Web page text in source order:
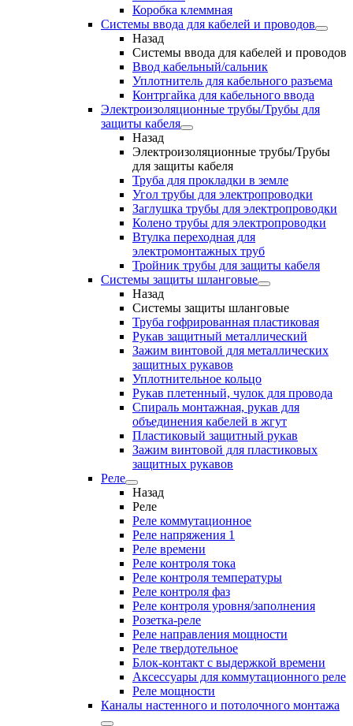
Коробка клеммная
Системы ввода для кабелей и проводов
Назад
Системы ввода для кабелей и проводов
Ввод кабельный/сальник
Уплотнитель для кабельного разъема
Контргайка для кабельного ввода
Электроизоляционные трубы/Трубы для
защиты кабеля
Назад
Электроизоляционные трубы/Трубы
для защиты кабеля
Труба для прокладки в земле
Угол трубы для электропроводки
Заглушка трубы для электропроводки
Колено трубы для электропроводки
Втулка переходная для
электромонтажных труб
Тройник трубы для защиты кабеля
Системы защиты шланговые
Назад
Системы защиты шланговые
Труба гофрированная пластиковая
Рукав защитный металлический
Зажим винтовой для металлических
защитных рукавов
Уплотнительное кольцо
Рукав плетенный, чулок для провода
Спираль монтажная, рукав для
объединения кабелей в жгут
Пластиковый защитный рукав
Зажим винтовой для пластиковых
защитных рукавов
Реле
Назад
Реле
Реле коммутационное
Реле напряжения 1
Реле времени
Реле контроля тока
Реле контроля температуры
Реле контроля фаз
Реле контроля уровня/заполнения
Розетка-реле
Реле направления мощности
Реле твердотельное
Блок-контакт с выдержкой времени
Аксессуары для коммутационного реле
Реле мощности
Каналы настенного и потолочного монтажа